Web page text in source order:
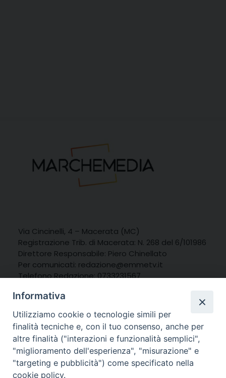
Via Cincinelli, 4 – Macerata (MC)
Registrazione Trib. di Macerata: N. 268 del 6/101986
Direttore Responsabile: Piero Chinellato
Per comunicati: redazione@emmetv.it
Telefono Redazione: 0733231567
Informativa
Utilizziamo cookie o tecnologie simili per
finalità tecniche e, con il tuo consenso, anche per
altre finalità ("interazioni e funzionalità semplici",
"miglioramento dell'esperienza", "misurazione" e
"targeting e pubblicità") come specificato nella
cookie policy.